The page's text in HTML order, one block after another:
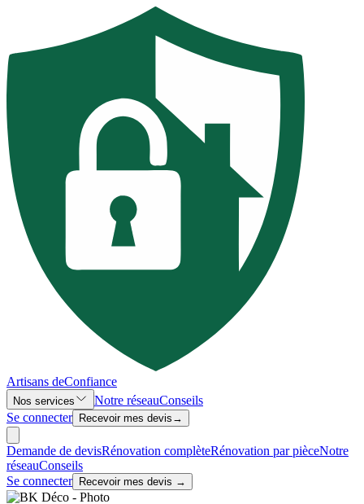
Artisans deConfiance
Nos services Notre réseauConseils
Se connecter
Recevoir mes devis →
Demande de devisRénovation complèteRénovation par pièceNotre
réseauConseils
Se connecter
Recevoir mes devis →